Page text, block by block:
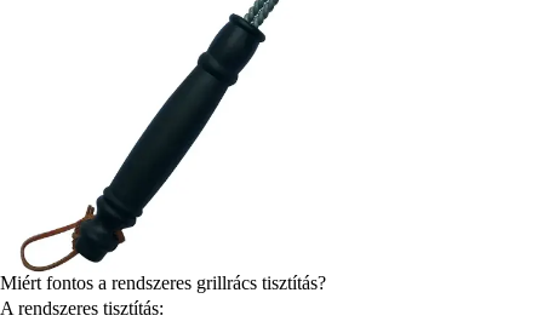
Miért fontos a rendszeres grillrács tisztítás?
A rendszeres tisztítás: